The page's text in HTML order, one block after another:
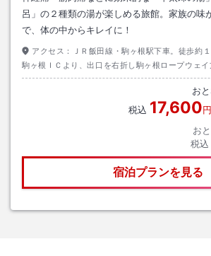
呂」の２種類の湯が楽しめる旅館。家族の味
で、体の中からキレイに！
アクセス：
ＪＲ飯田線・駒ヶ根駅下車。徒歩約
駒ヶ根ＩＣより、出口を右折し駒ヶ根ロープウェ
経営のため時間帯により出来ない場合もございま
お
税込 17,600円
お
税込
宿泊プランを見る